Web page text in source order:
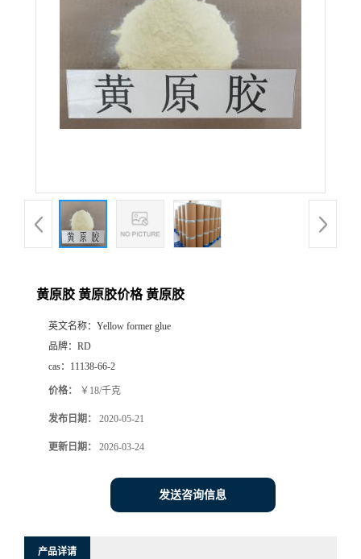
黄原胶 黄原胶价格 黄原胶
英文名称： Yellow former glue
品牌： RD
cas： 11138-66-2
价格： ￥18/千克
发布日期： 2020-05-21
更新日期： 2026-03-24
发送咨询信息
产品详请